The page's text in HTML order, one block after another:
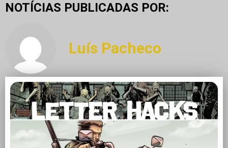
NOTÍCIAS PUBLICADAS POR:
Luís Pacheco